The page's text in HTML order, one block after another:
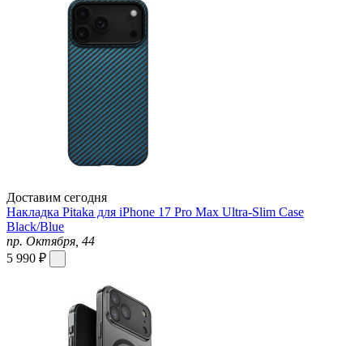
Доставим сегодня
Накладка Pitaka для iPhone 17 Pro Max Ultra-Slim Case
Black/Blue
пр. Октября, 44
5 990 ₽